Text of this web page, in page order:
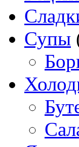
Супы